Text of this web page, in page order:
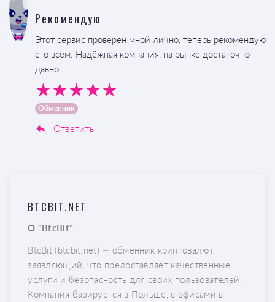
Рекомендую
Этот сервис проверен мной лично, теперь рекомендую
его всем. Надёжная компания, на рынке достаточно
давно
Обменник
Ответить
BTCBIT.NET
О "BtcBit"
BtcBit (btcbit.net) — обменник криптовалют,
заявляющий, что предоставляет качественные
услуги и безопасность для своих пользователей.
Компания базируется в Польше, с офисами в